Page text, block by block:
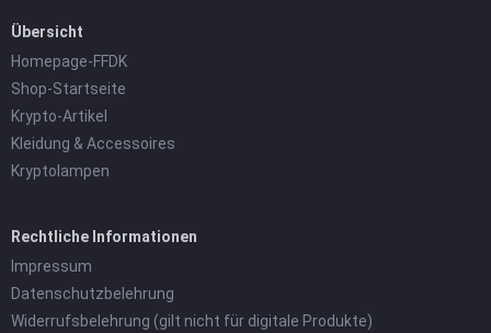
Übersicht
Homepage-FFDK
Shop-Startseite
Krypto-Artikel
Kleidung & Accessoires
Kryptolampen
Rechtliche Informationen
Impressum
Datenschutzbelehrung
Widerrufsbelehrung (gilt nicht für digitale Produkte)